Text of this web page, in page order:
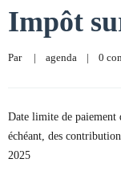
Impôt
Par | agenda | 0
Date limite de paiement
échéant, des
2025